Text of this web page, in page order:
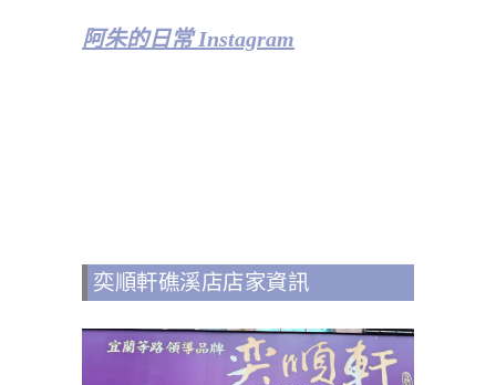
阿朱的日常 Instagram
奕順軒礁溪店店家資訊